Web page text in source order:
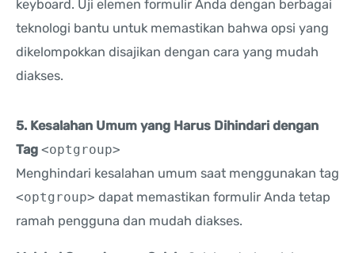
keyboard. Uji elemen formulir Anda dengan berbagai
teknologi bantu untuk memastikan bahwa opsi yang
dikelompokkan disajikan dengan cara yang mudah
diakses.
5. Kesalahan Umum yang Harus Dihindari dengan
Tag <optgroup>
Menghindari kesalahan umum saat menggunakan tag
<optgroup> dapat memastikan formulir Anda tetap
ramah pengguna dan mudah diakses.